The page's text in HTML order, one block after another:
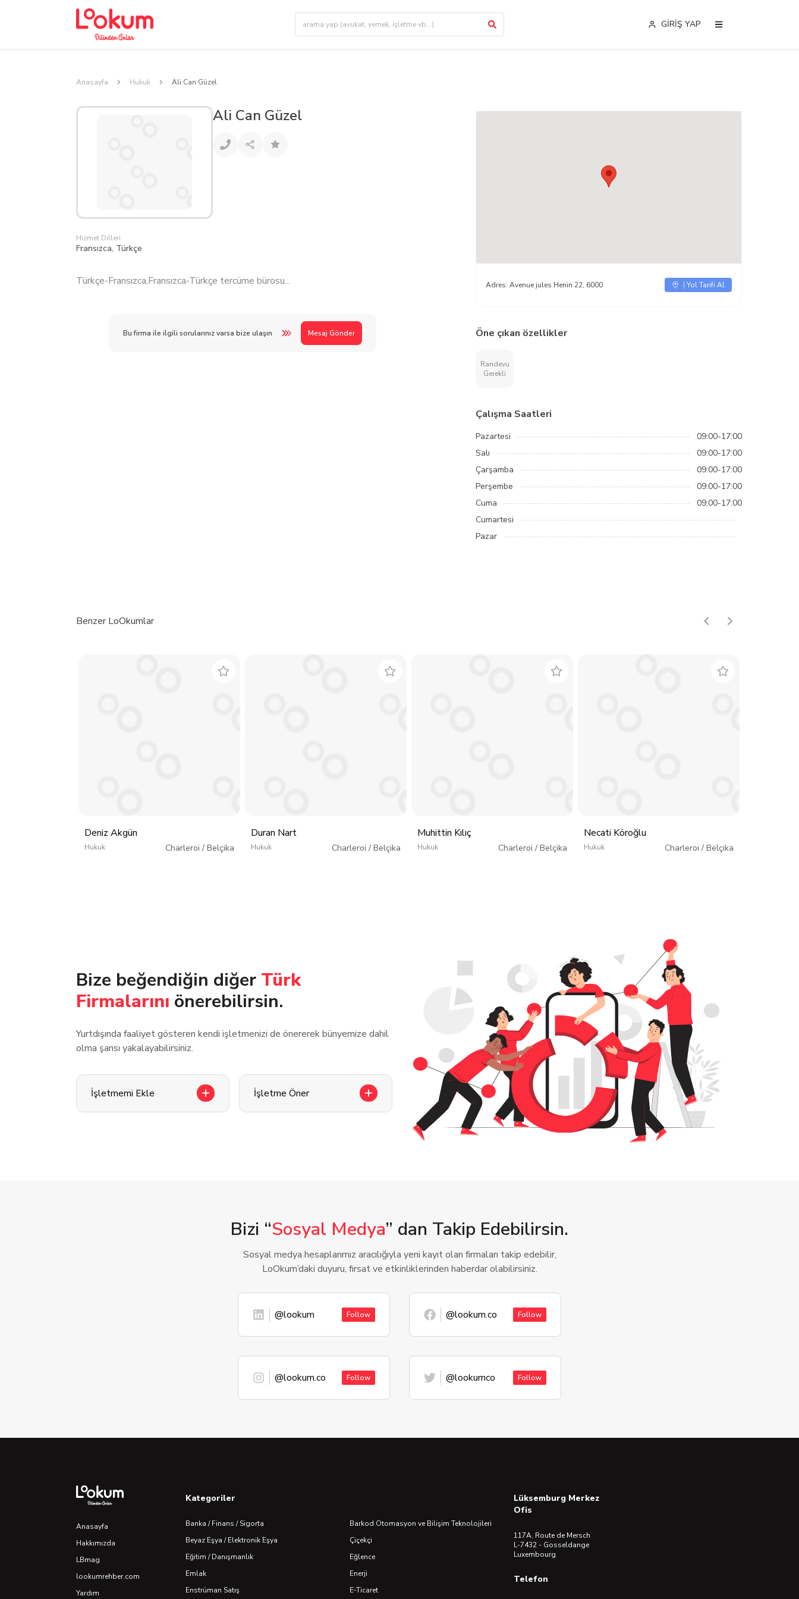
GİRİŞ YAP
Anasayfa Hukuk Ali Can Güzel
Ali Can Güzel
Hizmet Dilleri
Fransızca, Türkçe
Türkçe-Fransızca,Fransızca-Türkçe tercüme bürosu...
Bu firma ile ilgili sorularınız varsa bize ulaşın Mesaj Gönder
Adres: Avenue jules Henin 22, 6000 Yol Tarifi Al
Öne çıkan özellikler
Randevu
Gerekli
Çalışma Saatleri
Pazartesi
09:00-17:00
Salı
09:00-17:00
Çarşamba
09:00-17:00
Perşembe
09:00-17:00
Cuma
09:00-17:00
Cumartesi
Pazar
Benzer LoOkumlar
Deniz Akgün
Hukuk Charleroi / Belçika
Duran Nart
Hukuk Charleroi / Belçika
Muhittin Kılıç
Hukuk Charleroi / Belçika
Necati Köroğlu
Hukuk Charleroi / Belçika
Bize beğendiğin diğer Türk
Firmalarını önerebilirsin.
Yurtdışında faaliyet gösteren kendi işletmenizi de önererek bünyemize dahil
olma şansı yakalayabilirsiniz.
İşletmemi Ekle İşletme Öner
Bizi “Sosyal Medya” dan Takip Edebilirsin.
Sosyal medya hesaplarımız aracılığıyla yeni kayıt olan firmaları takip edebilir,
LoOkum’daki duyuru, fırsat ve etkinliklerinden haberdar olabilirsiniz.
@lookum Follow @lookum.co Follow
@lookum.co Follow @lookumco Follow
Anasayfa
Hakkımızda
LBmag
lookumrehber.com
Yardım
Kategoriler
Banka / Finans / Sigorta
Barkod Otomasyon ve Bilişim Teknolojileri
Beyaz Eşya / Elektronik Eşya
Çiçekçi
Eğitim / Danışmanlık
Eğlence
Emlak
Enerji
Enstrüman Satış
E-Ticaret
Lüksemburg Merkez
Ofis
117A, Route de Mersch
L-7432 - Gosseldange
Luxembourg
Telefon